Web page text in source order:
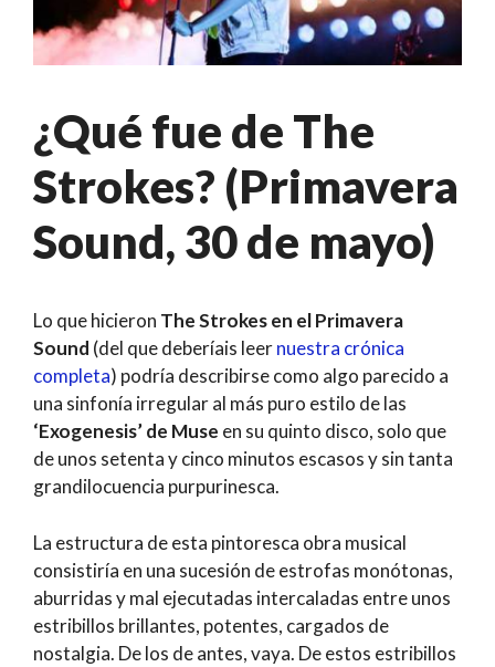
¿Qué fue de The
Strokes? (Primavera
Sound, 30 de mayo)
Lo que hicieron The Strokes en el Primavera
Sound (del que deberíais leernuestra crónica
completa) podría describirse como algo parecido a
una sinfonía irregular al más puro estilo de las
‘Exogenesis’ de Muse en su quinto disco, solo que
de unos setenta y cinco minutos escasos y sin tanta
grandilocuencia purpurinesca.
La estructura de esta pintoresca obra musical
consistiría en una sucesión de estrofas monótonas,
aburridas y mal ejecutadas intercaladas entre unos
estribillos brillantes, potentes, cargados de
nostalgia. De los de antes, vaya. De estos estribillos